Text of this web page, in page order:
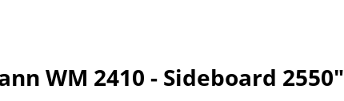
WM 2410 - Sideboard 2550"